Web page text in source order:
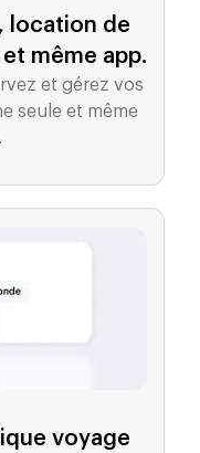
location de
même app.
et gérez vos
seule et même
voyage